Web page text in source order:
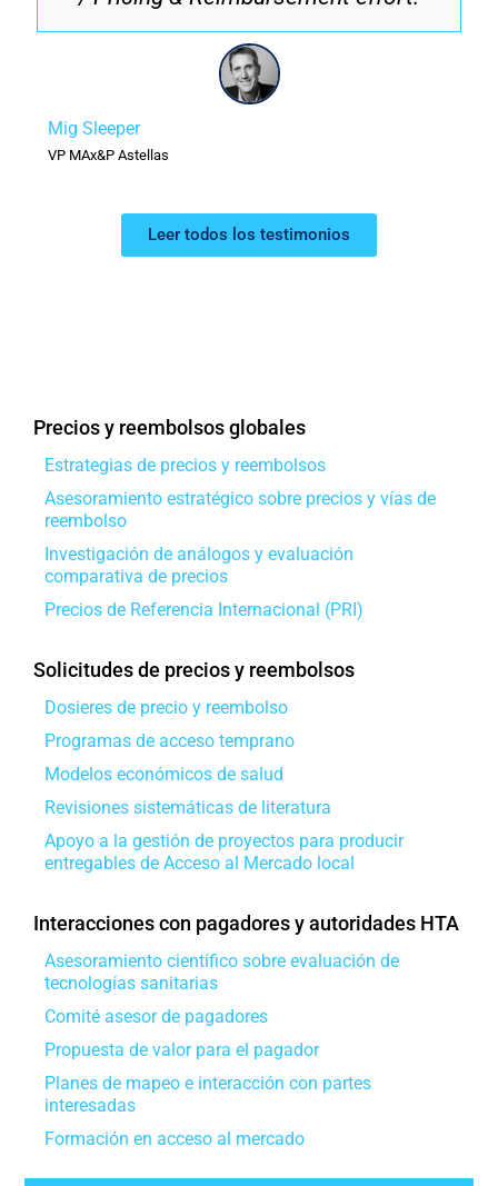
Mig Sleeper
VP MAx&P Astellas
Leer todos los testimonios
Precios y reembolsos globales
Estrategias de precios y reembolsos
Asesoramiento estratégico sobre precios y vías de
reembolso
Investigación de análogos y evaluación
comparativa de precios
Precios de Referencia Internacional (PRI)
Solicitudes de precios y reembolsos
Dosieres de precio y reembolso
Programas de acceso temprano
Modelos económicos de salud
Revisiones sistemáticas de literatura
Apoyo a la gestión de proyectos para producir
entregables de Acceso al Mercado local
Interacciones con pagadores y autoridades HTA
Asesoramiento científico sobre evaluación de
tecnologías sanitarias
Comité asesor de pagadores
Propuesta de valor para el pagador
Planes de mapeo e interacción con partes
interesadas
Formación en acceso al mercado